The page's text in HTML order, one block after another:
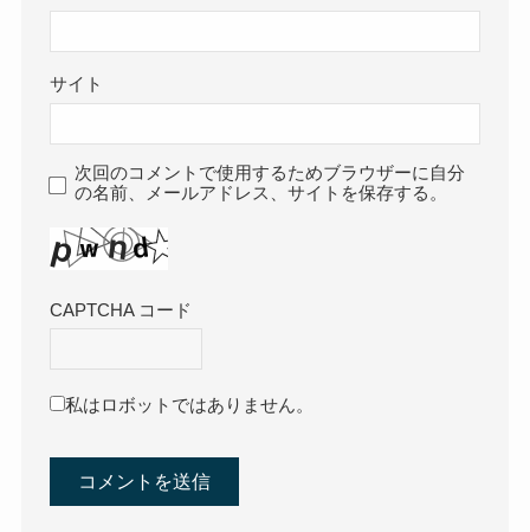
サイト
次回のコメントで使用するためブラウザーに自分
の名前、メールアドレス、サイトを保存する。
CAPTCHA コード
私はロボットではありません。